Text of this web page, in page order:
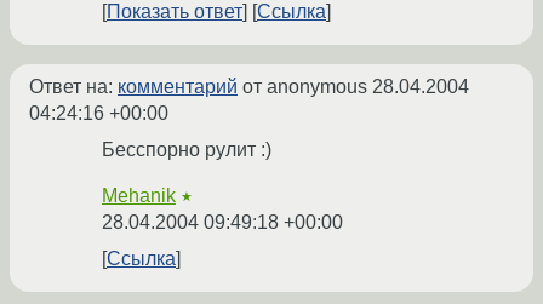
Показать ответ
Ссылка
Ответ на: комментарий от anonymous 28.04.2004
04:24:16 +00:00
Бесспорно рулит :)
Mehanik ★
28.04.2004 09:49:18 +00:00
Ссылка